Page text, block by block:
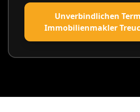
Unverbindlichen
Immobilienmakler
vereinbaren